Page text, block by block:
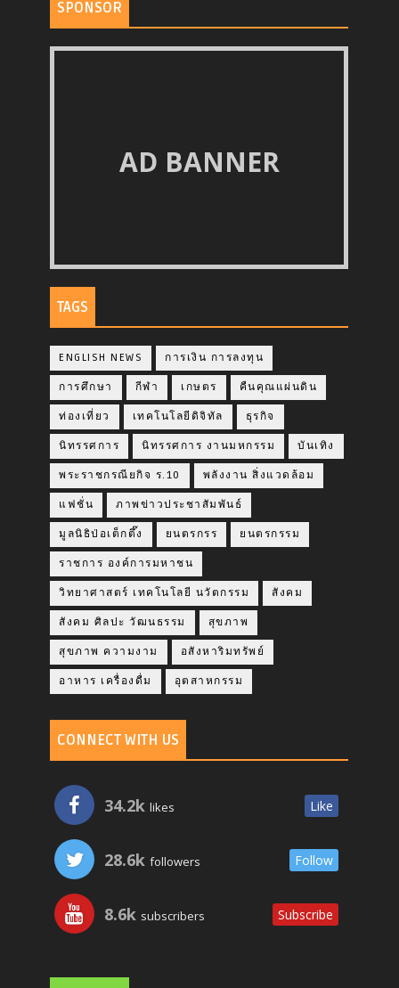
SPONSOR
AD BANNER
TAGS
ENGLISH NEWS การเงิน การลงทุน
การศึกษา กีฬา เกษตร คืนคุณแผ่นดิน
ท่องเที่ยว เทคโนโลยีดิจิทัล ธุรกิจ
นิทรรศการ นิทรรศการ งานมหกรรม บันเทิง
พระราชกรณียกิจ ร.10 พลังงาน สิ่งแวดล้อม
แฟชั่น ภาพข่าวประชาสัมพันธ์
มูลนิธิป่อเต็กตึ๊ง ยนตรกรร ยนตรกรรม
ราชการ องค์การมหาชน
วิทยาศาสตร์ เทคโนโลยี นวัตกรรม สังคม
สังคม ศิลปะ วัฒนธรรม สุขภาพ
สุขภาพ ความงาม อสังหาริมทรัพย์
อาหาร เครื่องดื่ม อุตสาหกรรม
CONNECT WITH US
34.2k likes Like
28.6k followers Follow
8.6k subscribers Subscribe